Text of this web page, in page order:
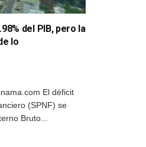
del PIB, pero la
lo
El déficit
(SPNF) se
Bruto...